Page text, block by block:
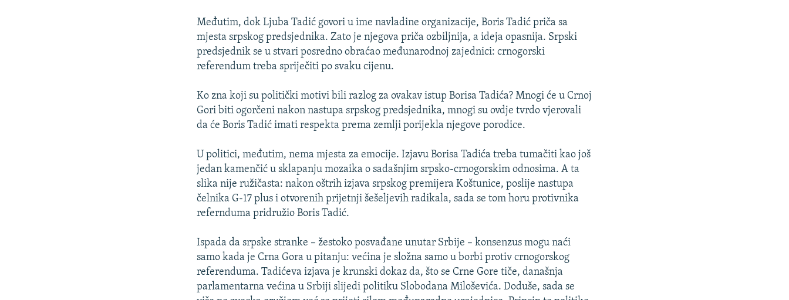
Međutim, dok Ljuba Tadić govori u ime navladine organizacije, Boris Tadić priča sa
mjesta srpskog predsjednika. Zato je njegova priča ozbiljnija, a ideja opasnija. Srpski
predsjednik se u stvari posredno obraćao međunarodnoj zajednici: crnogorski
referendum treba spriječiti po svaku cijenu.
Ko zna koji su politički motivi bili razlog za ovakav istup Borisa Tadića? Mnogi će u Crnoj
Gori biti ogorčeni nakon nastupa srpskog predsjednika, mnogi su ovdje tvrdo vjerovali
da će Boris Tadić imati respekta prema zemlji porijekla njegove porodice.
U politici, međutim, nema mjesta za emocije. Izjavu Borisa Tadića treba tumačiti kao još
jedan kamenčić u sklapanju mozaika o sadašnjim srpsko-crnogorskim odnosima. A ta
slika nije ružičasta: nakon oštrih izjava srpskog premijera Koštunice, poslije nastupa
čelnika G-17 plus i otvorenih prijetnji šešeljevih radikala, sada se tom horu protivnika
refernduma pridružio Boris Tadić.
Ispada da srpske stranke – žestoko posvađane unutar Srbije – konsenzus mogu naći
samo kada je Crna Gora u pitanju: većina je složna samo u borbi protiv crnogorskog
referenduma. Tadićeva izjava je krunski dokaz da, što se Crne Gore tiče, današnja
parlamentarna većina u Srbiji slijedi politiku Slobodana Miloševića. Doduše, sada se